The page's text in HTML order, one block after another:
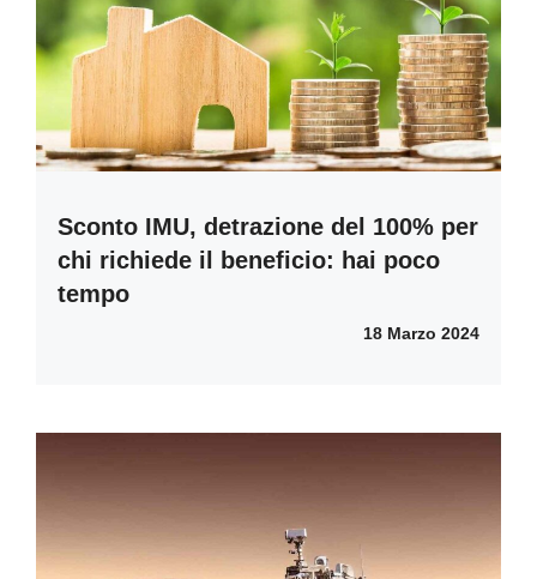
Sconto IMU, detrazione del 100% per
chi richiede il beneficio: hai poco
tempo
18 Marzo 2024